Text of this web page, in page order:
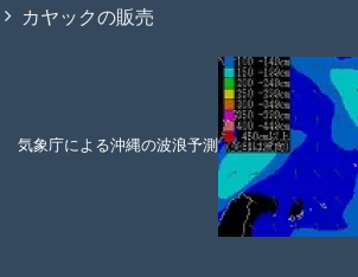
カヤックの販売
気象庁による沖縄の波浪予測